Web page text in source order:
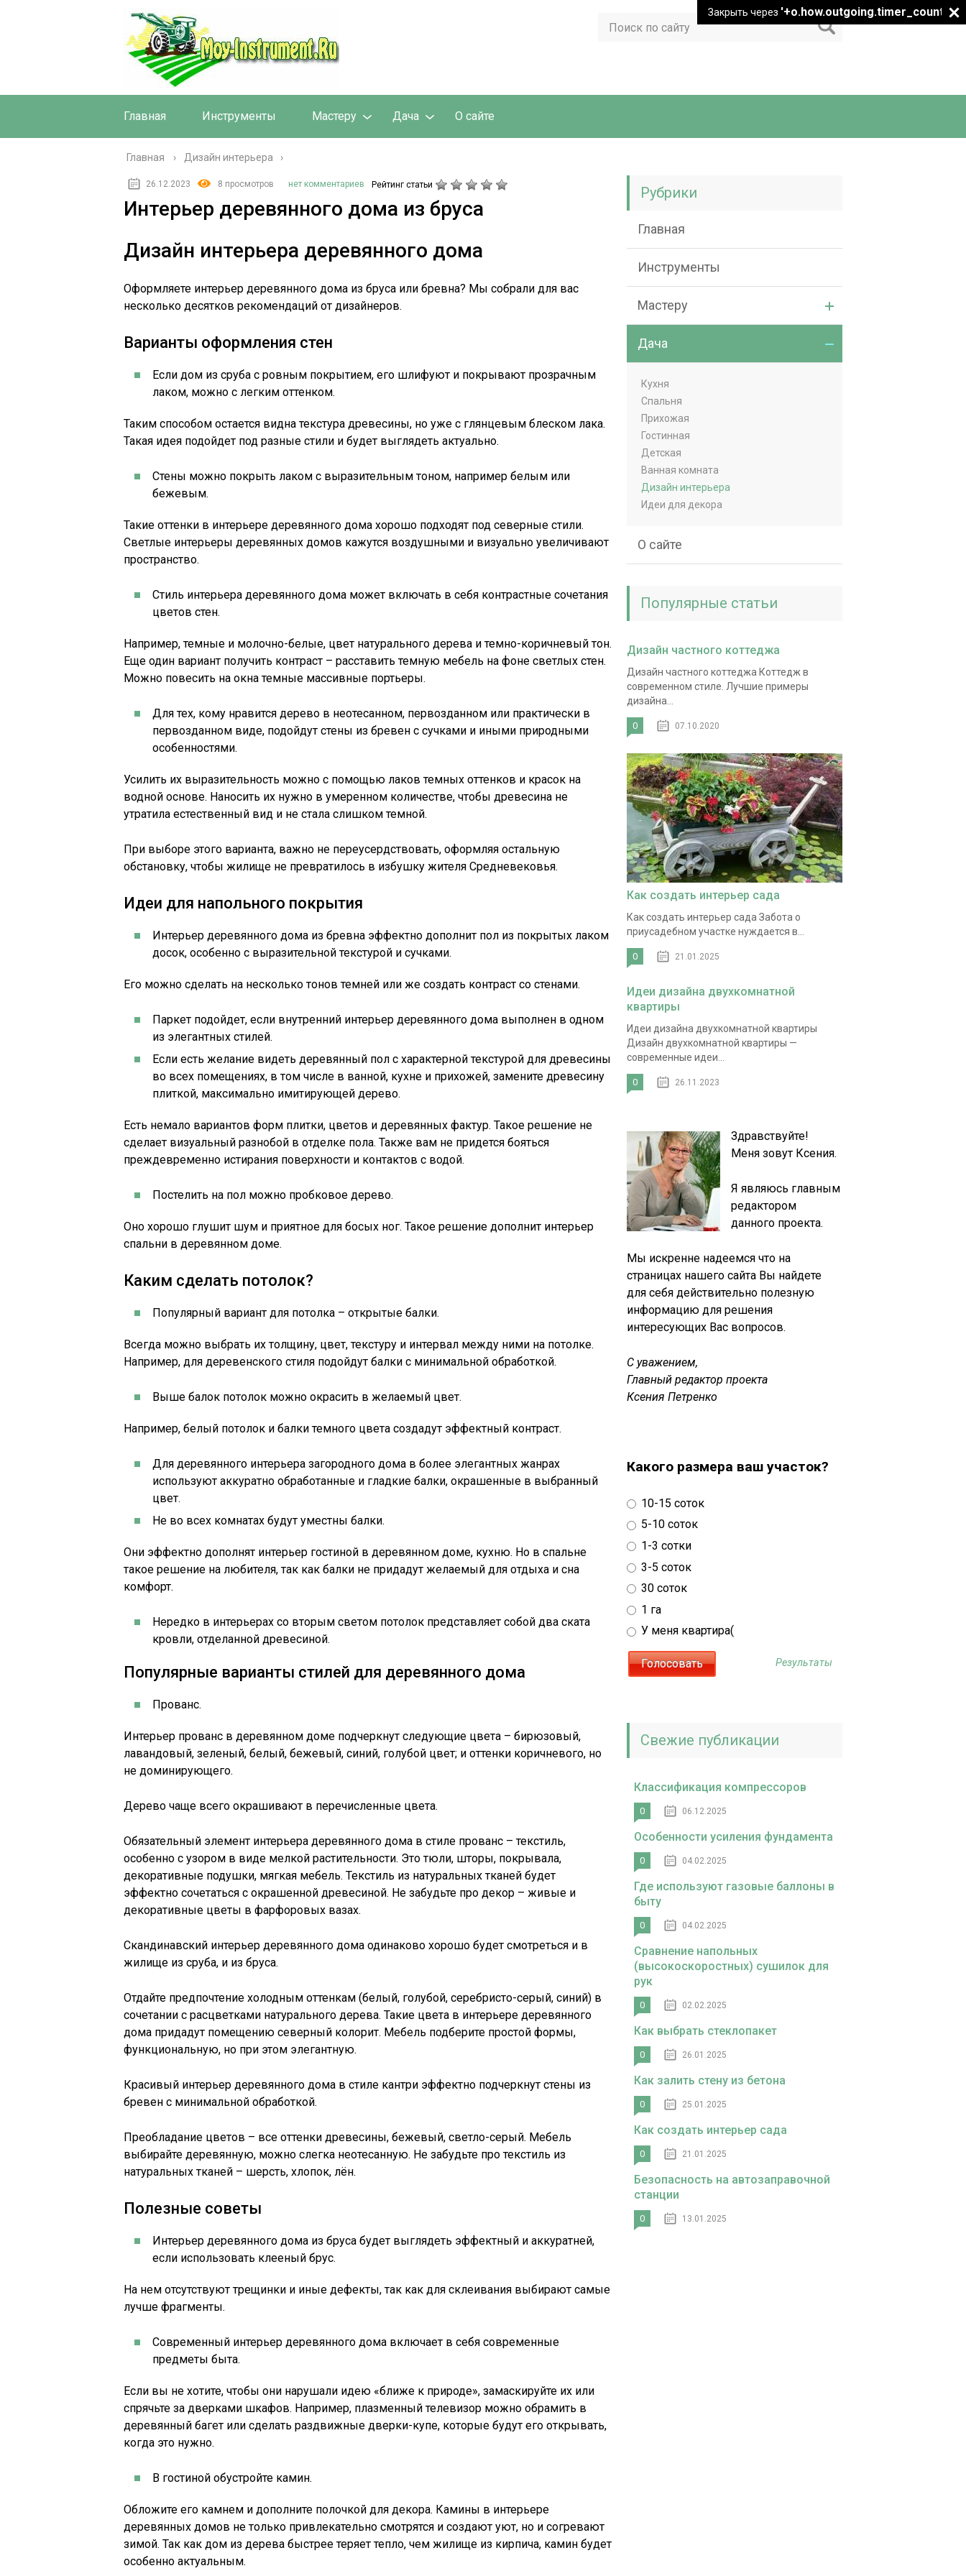
Главная Инструменты Мастеру Дача О сайте
Главная › Дизайн интерьера
26.12.2023 8 просмотров нет комментариев Рейтинг статьи
Интерьер деревянного дома из бруса
Дизайн интерьера деревянного дома
Оформляете интерьер деревянного дома из бруса или бревна? Мы собрали для вас
несколько десятков рекомендаций от дизайнеров.
Варианты оформления стен
Если дом из сруба с ровным покрытием, его шлифуют и покрывают прозрачным
лаком, можно с легким оттенком.
Таким способом остается видна текстура древесины, но уже с глянцевым блеском лака.
Такая идея подойдет под разные стили и будет выглядеть актуально.
Стены можно покрыть лаком с выразительным тоном, например белым или
бежевым.
Такие оттенки в интерьере деревянного дома хорошо подходят под северные стили.
Светлые интерьеры деревянных домов кажутся воздушными и визуально увеличивают
пространство.
Стиль интерьера деревянного дома может включать в себя контрастные сочетания
цветов стен.
Например, темные и молочно-белые, цвет натурального дерева и темно-коричневый тон.
Еще один вариант получить контраст – расставить темную мебель на фоне светлых стен.
Можно повесить на окна темные массивные портьеры.
Для тех, кому нравится дерево в неотесанном, первозданном или практически в
первозданном виде, подойдут стены из бревен с сучками и иными природными
особенностями.
Усилить их выразительность можно с помощью лаков темных оттенков и красок на
водной основе. Наносить их нужно в умеренном количестве, чтобы древесина не
утратила естественный вид и не стала слишком темной.
При выборе этого варианта, важно не переусердствовать, оформляя остальную
обстановку, чтобы жилище не превратилось в избушку жителя Средневековья.
Идеи для напольного покрытия
Интерьер деревянного дома из бревна эффектно дополнит пол из покрытых лаком
досок, особенно с выразительной текстурой и сучками.
Его можно сделать на несколько тонов темней или же создать контраст со стенами.
Паркет подойдет, если внутренний интерьер деревянного дома выполнен в одном
из элегантных стилей.
Если есть желание видеть деревянный пол с характерной текстурой для древесины
во всех помещениях, в том числе в ванной, кухне и прихожей, замените древесину
плиткой, максимально имитирующей дерево.
Есть немало вариантов форм плитки, цветов и деревянных фактур. Такое решение не
сделает визуальный разнобой в отделке пола. Также вам не придется бояться
преждевременно истирания поверхности и контактов с водой.
Постелить на пол можно пробковое дерево.
Оно хорошо глушит шум и приятное для босых ног. Такое решение дополнит интерьер
спальни в деревянном доме.
Каким сделать потолок?
Популярный вариант для потолка – открытые балки.
Всегда можно выбрать их толщину, цвет, текстуру и интервал между ними на потолке.
Например, для деревенского стиля подойдут балки с минимальной обработкой.
Выше балок потолок можно окрасить в желаемый цвет.
Например, белый потолок и балки темного цвета создадут эффектный контраст.
Для деревянного интерьера загородного дома в более элегантных жанрах
используют аккуратно обработанные и гладкие балки, окрашенные в выбранный
цвет.
Не во всех комнатах будут уместны балки.
Они эффектно дополнят интерьер гостиной в деревянном доме, кухню. Но в спальне
такое решение на любителя, так как балки не придадут желаемый для отдыха и сна
комфорт.
Нередко в интерьерах со вторым светом потолок представляет собой два ската
кровли, отделанной древесиной.
Популярные варианты стилей для деревянного дома
Прованс.
Интерьер прованс в деревянном доме подчеркнут следующие цвета – бирюзовый,
лавандовый, зеленый, белый, бежевый, синий, голубой цвет; и оттенки коричневого, но
не доминирующего.
Дерево чаще всего окрашивают в перечисленные цвета.
Обязательный элемент интерьера деревянного дома в стиле прованс – текстиль,
особенно с узором в виде мелкой растительности. Это тюли, шторы, покрывала,
декоративные подушки, мягкая мебель. Текстиль из натуральных тканей будет
эффектно сочетаться с окрашенной древесиной. Не забудьте про декор – живые и
декоративные цветы в фарфоровых вазах.
Скандинавский интерьер деревянного дома одинаково хорошо будет смотреться и в
жилище из сруба, и из бруса.
Отдайте предпочтение холодным оттенкам (белый, голубой, серебристо-серый, синий) в
сочетании с расцветками натурального дерева. Такие цвета в интерьере деревянного
дома придадут помещению северный колорит. Мебель подберите простой формы,
функциональную, но при этом элегантную.
Красивый интерьер деревянного дома в стиле кантри эффектно подчеркнут стены из
бревен с минимальной обработкой.
Преобладание цветов – все оттенки древесины, бежевый, светло-серый. Мебель
выбирайте деревянную, можно слегка неотесанную. Не забудьте про текстиль из
натуральных тканей – шерсть, хлопок, лён.
Полезные советы
Интерьер деревянного дома из бруса будет выглядеть эффектный и аккуратней,
если использовать клееный брус.
На нем отсутствуют трещинки и иные дефекты, так как для склеивания выбирают самые
лучше фрагменты.
Современный интерьер деревянного дома включает в себя современные
предметы быта.
Если вы не хотите, чтобы они нарушали идею «ближе к природе», замаскируйте их или
спрячьте за дверками шкафов. Например, плазменный телевизор можно обрамить в
деревянный багет или сделать раздвижные дверки-купе, которые будут его открывать,
когда это нужно.
В гостиной обустройте камин.
Обложите его камнем и дополните полочкой для декора. Камины в интерьере
деревянных домов не только привлекательно смотрятся и создают уют, но и согревают
зимой. Так как дом из дерева быстрее теряет тепло, чем жилище из кирпича, камин будет
особенно актуальным.
Рубрики
Главная
Инструменты
Мастеру
Дача
Кухня
Спальня
Прихожая
Гостинная
Детская
Ванная комната
Дизайн интерьера
Идеи для декора
О сайте
Популярные статьи
Дизайн частного коттеджа
Дизайн частного коттеджа Коттедж в
современном стиле. Лучшие примеры
дизайна...
0 07.10.2020
Как создать интерьер сада
Как создать интерьер сада Забота о
приусадебном участке нуждается в...
0 21.01.2025
Идеи дизайна двухкомнатной
квартиры
Идеи дизайна двухкомнатной квартиры
Дизайн двухкомнатной квартиры —
современные идеи...
0 26.11.2023
Здравствуйте!
Меня зовут Ксения.
Я являюсь главным
редактором
данного проекта.
Мы искренне надеемся что на
страницах нашего сайта Вы найдете
для себя действительно полезную
информацию для решения
интересующих Вас вопросов.
С уважением,
Главный редактор проекта
Ксения Петренко
Какого размера ваш участок?
10-15 соток
5-10 соток
1-3 сотки
3-5 соток
30 соток
1 га
У меня квартира(
Результаты
Свежие публикации
Классификация компрессоров
0 06.12.2025
Особенности усиления фундамента
0 04.02.2025
Где используют газовые баллоны в
быту
0 04.02.2025
Сравнение напольных
(высокоскоростных) сушилок для
рук
0 02.02.2025
Как выбрать стеклопакет
0 26.01.2025
Как залить стену из бетона
0 25.01.2025
Как создать интерьер сада
0 21.01.2025
Безопасность на автозаправочной
станции
0 13.01.2025
Закрыть через '+o.how.outgoing.timer_count+"